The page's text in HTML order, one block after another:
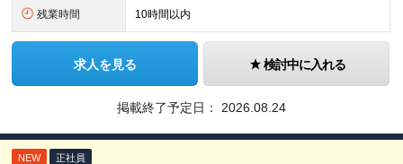
残業時間 10時間以内
求人を見る 検討中に入れる
掲載終了予定日： 2026.08.24
NEW 正社員